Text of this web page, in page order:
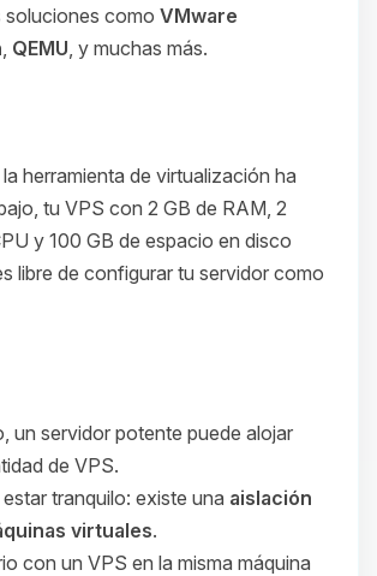
soluciones como VMware
QEMU , y muchas más.
herramienta de virtualización ha
tu VPS con 2 GB de RAM, 2
y 100 GB de espacio en disco
libre de configurar tu servidor como
un servidor potente puede alojar
de VPS.
tranquilo: existe una aislación
virtuales.
con un VPS en la misma máquina